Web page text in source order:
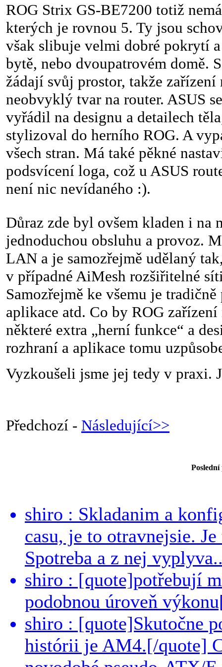
ROG Strix GS-BE7200 totiž
kterých je rovnou 5. Ty jsou
však slibuje velmi dobré pokrytí
bytě, nebo dvoupatrovém domě.
žádají svůj prostor, takže zařízení
neobvyklý tvar na router. ASUS
vyřádil na designu a detailech
stylizoval do herního ROG. A
všech stran. Má také pěkné
podsvícení loga, což u ASUS
není nic nevídaného :).
Důraz zde byl ovšem kladen i na
jednoduchou obsluhu a provoz.
LAN a je samozřejmě udělaný
v případné AiMesh rozšiřitelné
Samozřejmě ke všemu je
aplikace atd. Co by ROG
některé extra „herní funkce“ a
rozhraní a aplikace tomu
Vyzkoušeli jsme jej tedy v praxi.
Předchozí - Následující>>
shiro : Skladanim a
casu, je to otravnejsie.
Spotreba a z nej
shiro : [quote]potřebují
podobnou úroveň
shiro : [quote]Skutočne
histórii je AM4.[/quote]